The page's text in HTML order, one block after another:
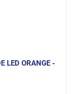
LED ORANGE -